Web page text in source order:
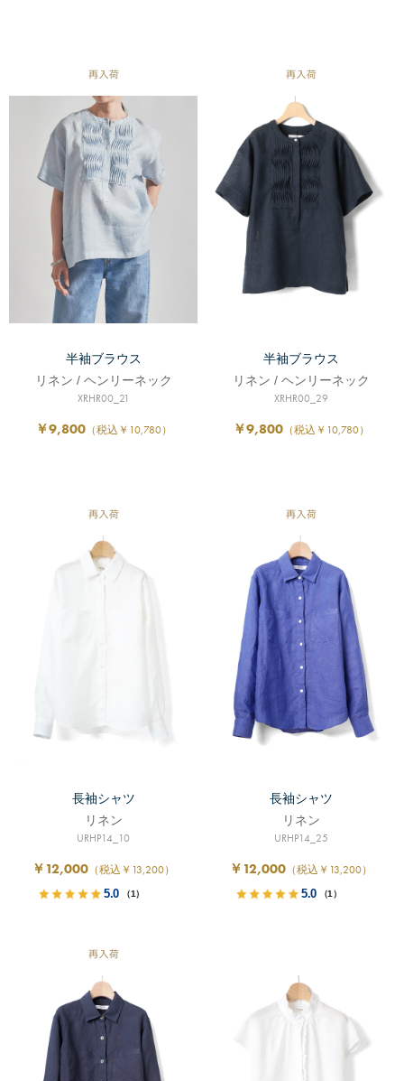
半袖ブラウス
リネン / ヘンリーネック
XRHR00_21
￥9,800（税込￥10,780）
半袖ブラウス
リネン / ヘンリーネック
XRHR00_29
￥9,800（税込￥10,780）
長袖シャツ
リネン
URHP14_10
￥12,000 （税込￥13,200）
5.0 （1）
長袖シャツ
リネン
URHP14_25
￥12,000 （税込￥13,200）
5.0 （1）